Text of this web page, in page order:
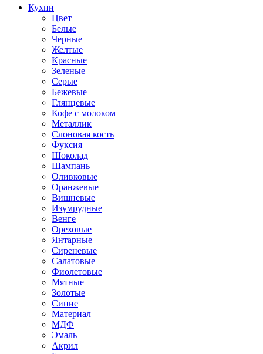
Кухни
Цвет
Белые
Черные
Желтые
Красные
Зеленые
Серые
Бежевые
Глянцевые
Кофе с молоком
Металлик
Слоновая кость
Фуксия
Шоколад
Шампань
Оливковые
Оранжевые
Вишневые
Изумрудные
Венге
Ореховые
Янтарные
Сиреневые
Салатовые
Фиолетовые
Мятные
Золотые
Синие
Материал
МДФ
Эмаль
Акрил